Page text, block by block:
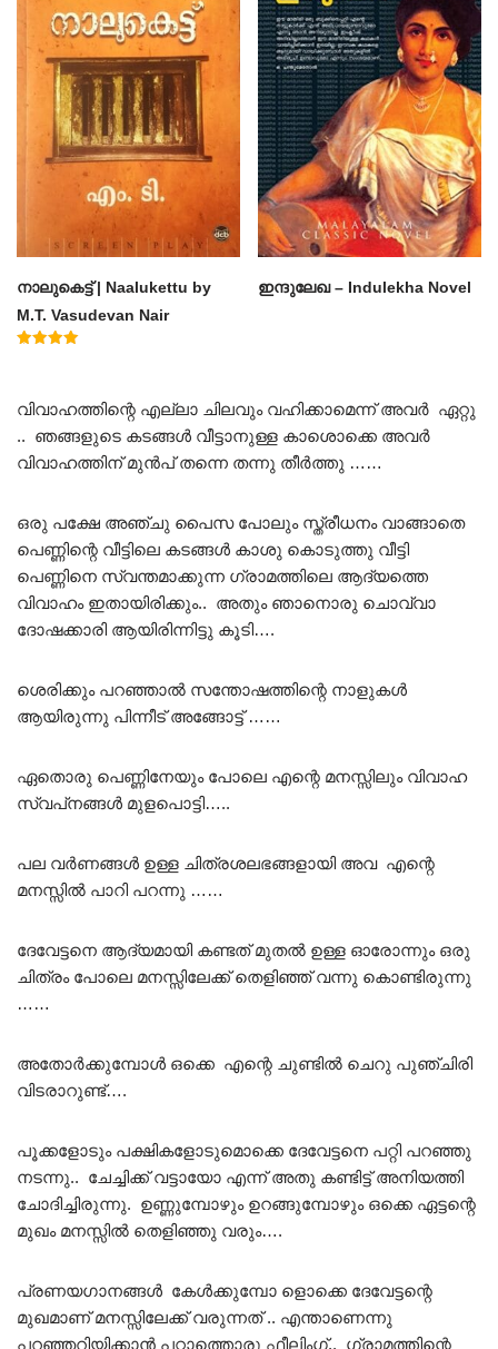
നാലുകെട്ട് | Naalukettu by
M.T. Vasudevan Nair
ഇന്ദുലേഖ – Indulekha Novel
വിവാഹത്തിന്റെ എല്ലാ ചിലവും വഹിക്കാമെന്ന് അവർ ഏറ്റു
.. ഞങ്ങളുടെ കടങ്ങൾ വീട്ടാനുള്ള കാശൊക്കെ അവർ
വിവാഹത്തിന് മുൻപ് തന്നെ തന്നു തീർത്തു ……
ഒരു പക്ഷേ അഞ്ചു പൈസ പോലും സ്ത്രീധനം വാങ്ങാതെ
പെണ്ണിന്റെ വീട്ടിലെ കടങ്ങൾ കാശു കൊടുത്തു വീട്ടി
പെണ്ണിനെ സ്വന്തമാക്കുന്ന ഗ്രാമത്തിലെ ആദ്യത്തെ
വിവാഹം ഇതായിരിക്കും.. അതും ഞാനൊരു ചൊവ്വാ
ദോഷക്കാരി ആയിരിന്നിട്ടു കൂടി….
ശെരിക്കും പറഞ്ഞാൽ സന്തോഷത്തിന്റെ നാളുകൾ
ആയിരുന്നു പിന്നീട് അങ്ങോട്ട് ……
ഏതൊരു പെണ്ണിനേയും പോലെ എന്റെ മനസ്സിലും വിവാഹ
സ്വപ്‌നങ്ങൾ മുളപൊട്ടി…..
പല വർണങ്ങൾ ഉള്ള ചിത്രശലഭങ്ങളായി അവ എന്റെ
മനസ്സിൽ പാറി പറന്നു ……
ദേവേട്ടനെ ആദ്യമായി കണ്ടത് മുതൽ ഉള്ള ഓരോന്നും ഒരു
ചിത്രം പോലെ മനസ്സിലേക്ക് തെളിഞ്ഞ് വന്നു കൊണ്ടിരുന്നു
……
അതോർക്കുമ്പോൾ ഒക്കെ എന്റെ ചുണ്ടിൽ ചെറു പുഞ്ചിരി
വിടരാറുണ്ട്….
പൂക്കളോടും പക്ഷികളോടുമൊക്കെ ദേവേട്ടനെ പറ്റി പറഞ്ഞു
നടന്നു.. ചേച്ചിക്ക് വട്ടായോ എന്ന് അതു കണ്ടിട്ട് അനിയത്തി
ചോദിച്ചിരുന്നു. ഉണ്ണുമ്പോഴും ഉറങ്ങുമ്പോഴും ഒക്കെ ഏട്ടന്റെ
മുഖം മനസ്സിൽ തെളിഞ്ഞു വരും….
പ്രണയഗാനങ്ങൾ കേൾക്കുമ്പോ ളൊക്കെ ദേവേട്ടന്റെ
മുഖമാണ് മനസ്സിലേക്ക് വരുന്നത് .. എന്താണെന്നു
പറഞ്ഞറിയിക്കാൻ പറ്റാത്തൊരു ഫീലിംഗ്.. ഗ്രാമത്തിന്റെ